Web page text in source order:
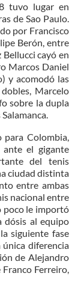
tuvo lugar en
de Sao Paulo.
por Francisco
Berón, entre
cayó en
Marcos Daniel
y acomodó las
Marcelo
sobre la dupla
para Colombia,
el gigante
del tenis
ciudad distinta
entre ambas
nacional entre
poco le importó
dósis al equipo
siguiente fase
diferencia
de Alejandro
Ferreiro,